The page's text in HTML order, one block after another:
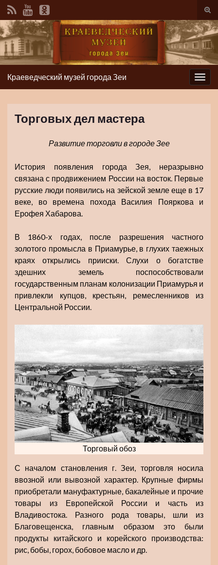
Вкл/
Вкл/
выкл
Краеведческий музей города Зеи
Торговых дел мастера
Развитие торговли в городе Зее
История появления города Зея, неразрывно
связана с продвижением России на восток. Первые
русские люди появились на зейской земле еще в 17
веке, во времена похода Василия Пояркова и
Ерофея Хабарова.
В 1860-х годах, после разрешения частного
золотого промысла в Приамурье, в глухих таежных
краях открылись прииски. Слухи о богатстве
здешних земель поспособствовали
государственным планам колонизации Приамурья и
привлекли купцов, крестьян, ремесленников из
Центральной России.
Торговый обоз
С началом становления г. Зеи, торговля носила
ввозной или вывозной характер. Крупные фирмы
приобретали мануфактурные, бакалейные и прочие
товары из Европейской России и часть из
Владивостока. Разного рода товары, шли из
Благовещенска, главным образом это были
продукты китайского и корейского производства:
рис, бобы, горох, бобовое масло и др.